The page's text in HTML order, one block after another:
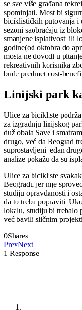
se sve više građana
spominjati. Most bi
biciklističkih putovanja i
sezoni saobraćaju iz
smanjene isplativosti ili
godine(od oktobra do
mosta ne dovodi u
rekreativnih korisnika
bude predmet cost-
Linijski park
Ulice za bicikliste
za izgradnju linijskog
duž obala Save i
drugo, već da Beograd
suprostavljeni jedan
analize pokažu da su
Ulice za bicikliste
Beogradu jer nije
studiju opravdanosti i
da to treba popraviti.
lokalu, studiju bi trebalo
već bavili sličnim
0Shares
PrevNext
1 Response